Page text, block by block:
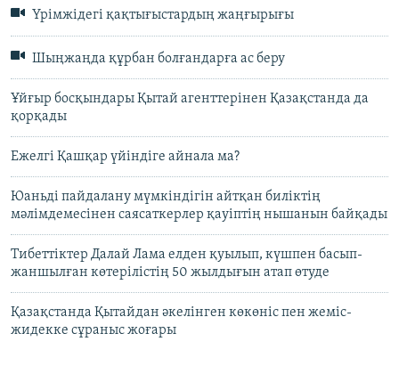
Үрімжідегі қақтығыстардың жаңғырығы
Шыңжаңда құрбан болғандарға ас беру
Ұйғыр босқындары Қытай агенттерінен Қазақстанда да
қорқады
Ежелгі Қашқар үйіндіге айнала ма?
Юаньді пайдалану мүмкіндігін айтқан биліктің
мәлімдемесінен саясаткерлер қауіптің нышанын байқады
Тибеттіктер Далай Лама елден қуылып, күшпен басып-
жаншылған көтерілістің 50 жылдығын атап өтуде
Қазақстанда Қытайдан әкелінген көкөніс пен жеміс-
жидекке сұраныс жоғары